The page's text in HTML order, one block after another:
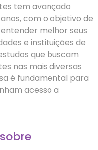
tem avançado
com o objetivo de
melhor seus
e instituições de
que buscam
nas mais diversas
é fundamental para
acesso a